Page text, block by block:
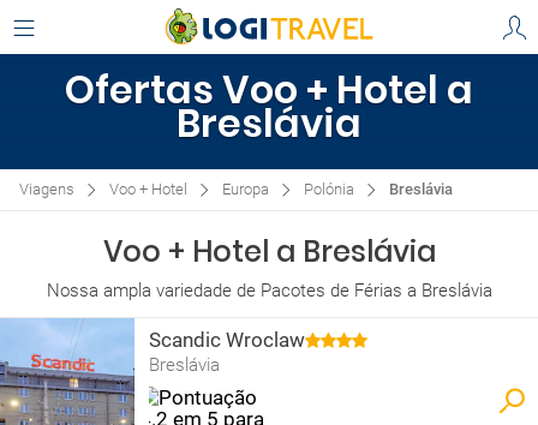
Ofertas Voo + Hotel a
Breslávia
Viagens Voo + Hotel Europa Polónia Breslávia
Voo + Hotel a Breslávia
Nossa ampla variedade de Pacotes de Férias a Breslávia
Scandic Wroclaw
Breslávia